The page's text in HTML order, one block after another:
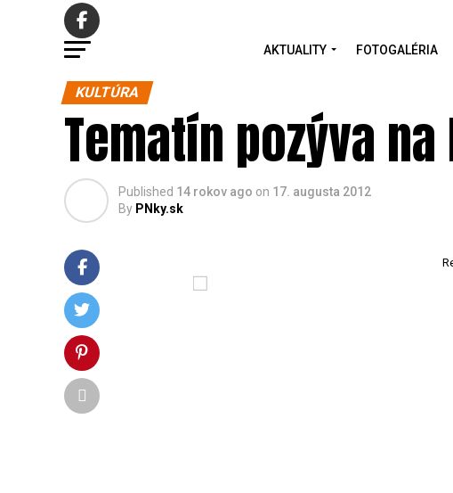
AKTUALITY FOTOGALÉRIA
KULTÚRA
Tematín pozýva
Published 14 rokov ago on 17. augusta 2012
By PNky.sk